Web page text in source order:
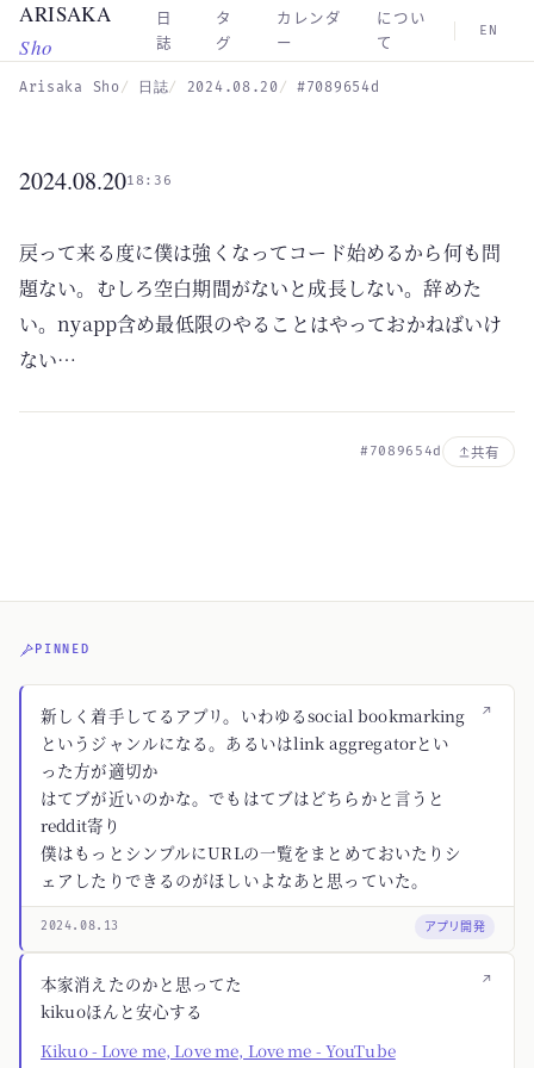
Skip to main content
ARISAKA
Sho
日
誌
タ
グ
カレンダ
ー
につい
て
EN
Arisaka Sho 日誌 2024.08.20 #7089654d
2024.08.2018:36
戻って来る度に僕は強くなってコード始めるから何も問
題ない。むしろ空白期間がないと成長しない。辞めた
い。nyapp含め最低限のやることはやっておかねばいけ
ない…
#7089654d 共有
PINNED
↗
新しく着手してるアプリ。いわゆるsocial bookmarking
というジャンルになる。あるいはlink aggregatorとい
った方が適切か
はてブが近いのかな。でもはてブはどちらかと言うと
reddit寄り
僕はもっとシンプルにURLの一覧をまとめておいたりシ
ェアしたりできるのがほしいよなあと思っていた。
2024.08.13 アプリ開発
↗
本家消えたのかと思ってた
kikuoほんと安心する
Kikuo - Love me, Love me, Love me - YouTube